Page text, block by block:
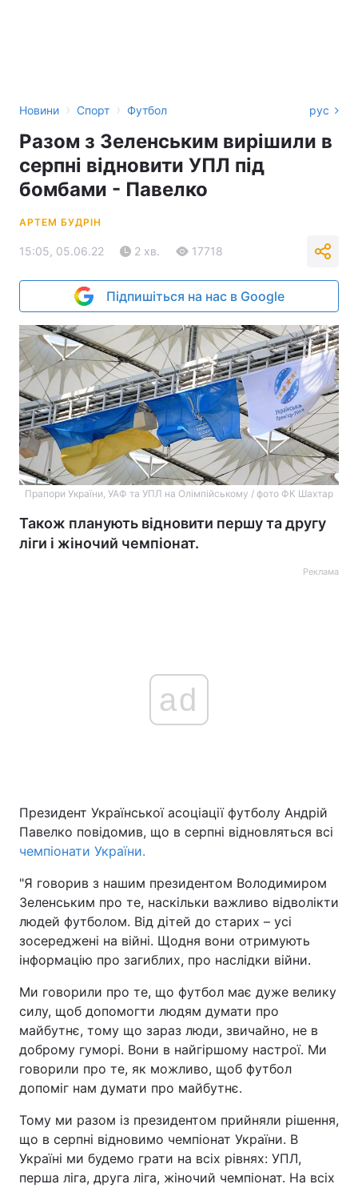
Новини › Спорт › Футбол рус
Разом з Зеленським вирішили в
серпні відновити УПЛ під
бомбами - Павелко
АРТЕМ БУДРІН
15:05, 05.06.22 2 хв. 17718
Підпишіться на нас в Google
Прапори України, УАФ та УПЛ на Олімпійському / фото ФК Шахтар
Також планують відновити першу та другу
ліги і жіночий чемпіонат.
Реклама
ad
Президент Української асоціації футболу Андрій
Павелко повідомив, що в серпні відновляться всі
чемпіонати України.
"Я говорив з нашим президентом Володимиром
Зеленським про те, наскільки важливо відволікти
людей футболом. Від дітей до старих – усі
зосереджені на війні. Щодня вони отримують
інформацію про загиблих, про наслідки війни.
Ми говорили про те, що футбол має дуже велику
силу, щоб допомогти людям думати про
майбутнє, тому що зараз люди, звичайно, не в
доброму гуморі. Вони в найгіршому настрої. Ми
говорили про те, як можливо, щоб футбол
допоміг нам думати про майбутнє.
Тому ми разом із президентом прийняли рішення,
що в серпні відновимо чемпіонат України. В
Україні ми будемо грати на всіх рівнях: УПЛ,
перша ліга, друга ліга, жіночий чемпіонат. На всіх